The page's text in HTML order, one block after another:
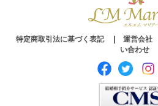
特定商取引法に基づく表記 運営会社
い合わせ